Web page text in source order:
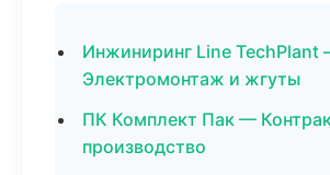
Инжиниринг Line TechPlant
Электромонтаж и жгуты
ПК Комплект Пак —
производство